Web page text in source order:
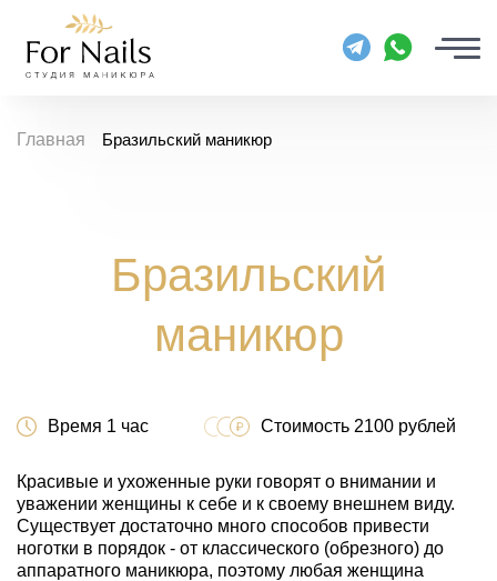
Главная Бразильский маникюр
Бразильский
маникюр
Время 1 час Стоимость 2100 рублей
Красивые и ухоженные руки говорят о внимании и
уважении женщины к себе и к своему внешнем виду.
Существует достаточно много способов привести
ноготки в порядок - от классического (обрезного) до
аппаратного маникюра, поэтому любая женщина